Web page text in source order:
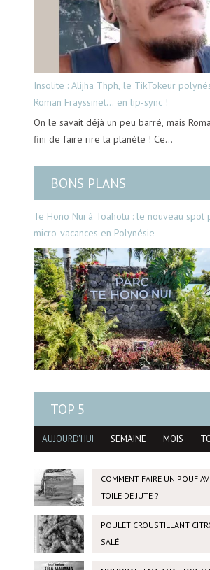
Insolite : Alijha Thph, le TikTokeur
Roman Frayssinet… en lip-sync !
On le savait déjà un peu barré, mais
fini de faire rire la planète ! Ce…
BONS PLANS
Te Hono Nui à Toahotu : le nouveau spot
micro-vacances en Polynésie
TOP 5
AUJOURD'HUI SEMAINE MOIS
COMMENT FAIRE UN POUF
TOILE DE JUTE ?
POULET CROUSTILLANT
SALÉ